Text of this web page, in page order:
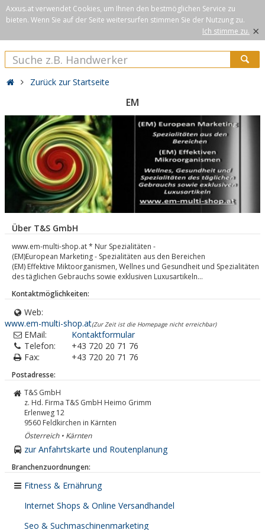
Axxus.at verwendet Cookies, um Ihnen den bestmöglichen Service zu
bieten. Wenn Sie auf der Seite weitersurfen stimmen Sie der Nutzung zu.
Ich stimme zu. ×
Zurück zur Startseite
EM
Über T&S GmbH
www.em-multi-shop.at * Nur Spezialitäten -
(EM)European Marketing - Spezialitäten aus den Bereichen
(EM) Effektive Miktoorganismen, Wellnes und Gesundheit und Spezialitäten
des täglichen Gebrauchs sowie exklusiven Luxusartikeln...
Kontaktmöglichkeiten:
Web:
www.em-multi-shop.at(Zur Zeit ist die Homepage nicht erreichbar)
EMail:
Kontaktformular
Telefon:
+43 720 20 71 76
Fax:
+43 720 20 71 76
Postadresse:
T&S GmbH
z. Hd. Firma T&S GmbH Heimo Grimm
Erlenweg 12
9560 Feldkirchen in Kärnten
Österreich • Kärnten
zur Anfahrtskarte und Routenplanung
Branchenzuordnungen:
Fitness & Ernährung
Internet Shops & Online Versandhandel
Seo & Suchmaschinenmarketing